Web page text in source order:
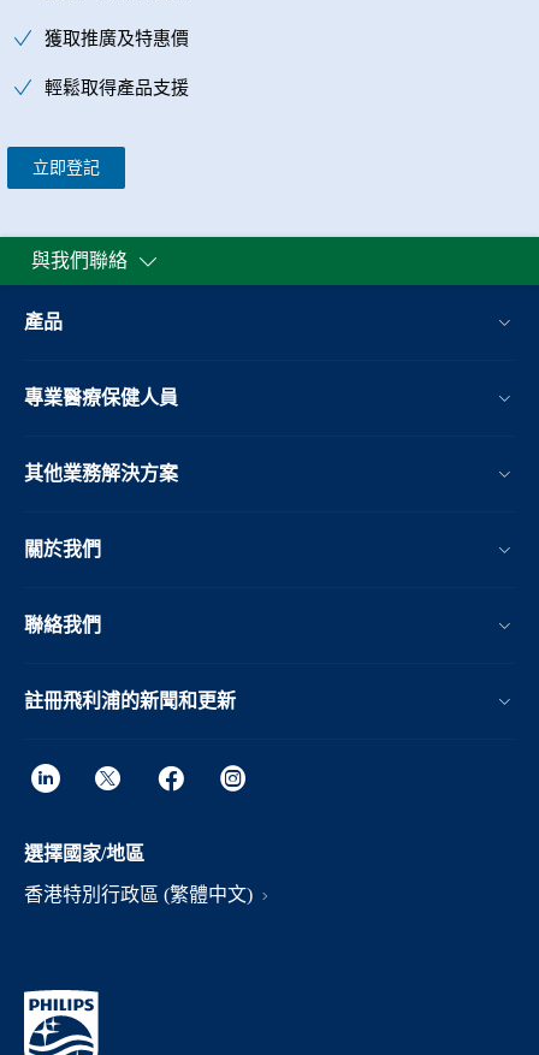
獲取推廣及特惠價
輕鬆取得產品支援
立即登記
與我們聯絡
產品
專業醫療保健人員
其他業務解決方案​
關於我們
聯絡我們
註冊飛利浦的新聞和更新
選擇國家/地區
香港特別行政區 (繁體中文)